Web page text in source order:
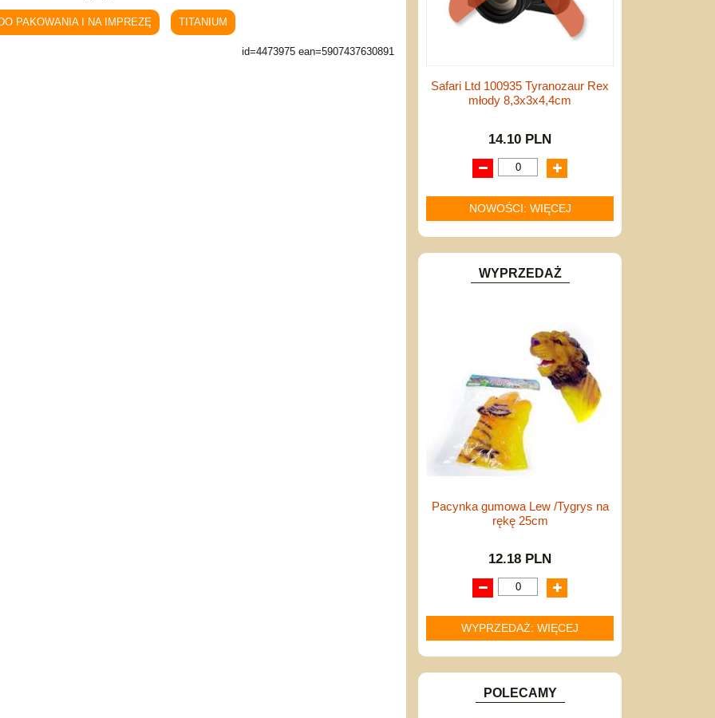
PAKOWANIA I NA IMPREZĘ TITANIUM
id=4473975 ean=5907437630891
Safari Ltd 100935 Tyranozaur Rex
młody 8,3x3x4,4cm
14.10 PLN
NOWOŚCI: WIĘCEJ
WYPRZEDAŻ
Pacynka gumowa Lew /Tygrys na
rękę 25cm
12.18 PLN
WYPRZEDAŻ: WIĘCEJ
POLECAMY